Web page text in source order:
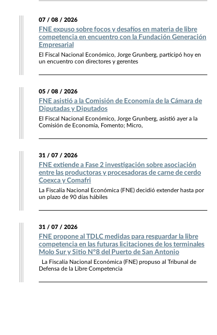
07 / 08 / 2026
FNE expuso sobre focos y desafíos en materia de libre
competencia en encuentro con la Fundación Generación
Empresarial
El Fiscal Nacional Económico, Jorge Grunberg, participó hoy en
un encuentro con directores y gerentes
05 / 08 / 2026
FNE asistió a la Comisión de Economía de la Cámara de
Diputadas y Diputados
El Fiscal Nacional Económico, Jorge Grunberg, asistió ayer a la
Comisión de Economía, Fomento; Micro,
31 / 07 / 2026
FNE extiende a Fase 2 investigación sobre asociación
entre las productoras y procesadoras de carne de cerdo
Coexca y Comafri
La Fiscalía Nacional Económica (FNE) decidió extender hasta por
un plazo de 90 días hábiles
31 / 07 / 2026
FNE propone al TDLC medidas para resguardar la libre
competencia en las futuras licitaciones de los terminales
Molo Sur y Sitio N°8 del Puerto de San Antonio
La Fiscalía Nacional Económica (FNE) propuso al Tribunal de
Defensa de la Libre Competencia